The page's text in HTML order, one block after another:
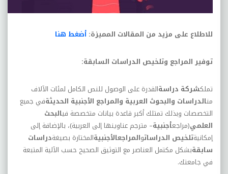
للاطلاع على مزيد من المقالات المميزة: أضغط هنا
توفير المراجع وتلخيص الدراسات السابقة:
تملكشركة دراسةالقدرة على الوصول للنص الكامل لمئات الآلاف
منالدراسات والبحوث العربية والمراجع الأجنبية الحديثةفي جميع
التخصصات وبذلك تمتلك أكبر قاعدة بيانات متخصصة فيالبحث
العلمي(مراجعأجنبية– مترجم عناوينها إلى العربية)، بالإضافة إلى
إمكانيةتلخيص الدراساتوالمراجعالأجنبيةالمختارة بصيغةدراسات
سابقةبشكل مكتمل العناصر مع التوثيق الصحيح حسب الآلية المتبعة
في جامعتك.